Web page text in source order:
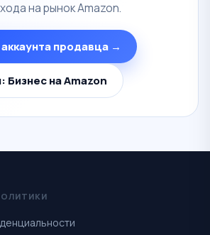
на рынок Amazon.
продавца →
Бизнес на Amazon